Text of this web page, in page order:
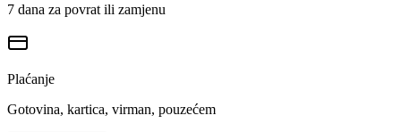
7 dana za povrat ili zamjenu
Plaćanje
Gotovina, kartica, virman, pouzećem